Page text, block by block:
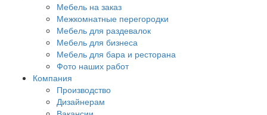
Мебель на заказ
Межкомнатные перегородки
Мебель для раздевалок
Мебель для бизнеса
Мебель для бара и ресторана
Фото наших работ
Компания
Производство
Дизайнерам